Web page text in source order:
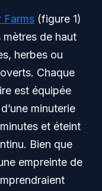
Farms (figure 1)
de haut
herbes ou
Chaque
est équipée
minuterie
et éteint
Bien que
empreinte de